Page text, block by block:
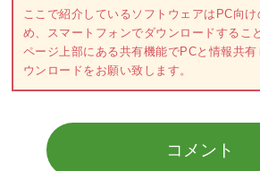
ここで紹介しているソフトウェアはPC向
め、スマートフォンでダウンロードするこ
ページ上部にある共有機能でPCと情報共
ウンロードをお願い致します。
コメント